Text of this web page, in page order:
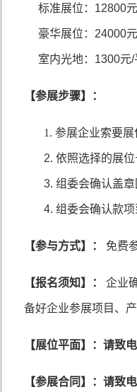
标准展位： 12800元
豪华展位： 24000元
室内光地： 1300元/
【参展步骤】：
1. 参展企业索要
2. 依照选择的展
3. 组委会确认盖
4. 组委会确认款项
【参与方式】： 免费
【报名须知】： 企业
备好企业参展项目、
【展位平面】：请致电
【参展合同】：请致电